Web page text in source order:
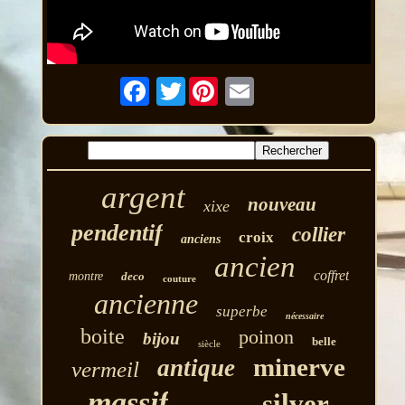
Twitter
argent xixe nouveau
pendentif anciens croix collier
montre deco couture ancien coffret
ancienne superbe nécessaire
boite bijou siècle poinon belle
vermeil antique minerve